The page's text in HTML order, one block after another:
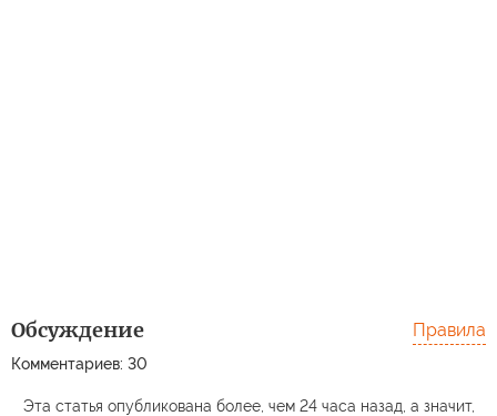
Обсуждение
Комментариев: 30
Правила
Эта статья опубликована более, чем 24 часа назад, а значит,